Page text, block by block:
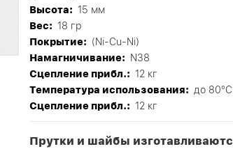
Высота: 15 мм
Вес: 18 гр
Покрытие: (Ni-Cu-Ni)
Намагничивание:
N38
Сцепление прибл.: 12 кг
Tемпература использования: до 80°C
Сцепление прибл.: 12 кг
Прутки и шайбы